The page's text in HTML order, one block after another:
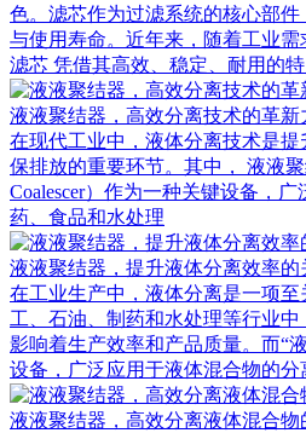
色。滤芯作为过滤系统的核心部
与使用寿命。近年来，随着工业
滤芯 凭借其高效、稳定、耐用的
液液聚结器，高效分离技术的革新
在现代工业中，液体分离技术是
保排放的重要环节。其中， 液液
Coalescer）作为一种关键设备，
药、食品和水处理
液液聚结器，提升液体分离效率的
在工业生产中，液体分离是一项
工、石油、制药和水处理等行业
影响着生产效率和产品质量。而“
设备，广泛应用于液体混合物的分
液液聚结器，高效分离液体混合物